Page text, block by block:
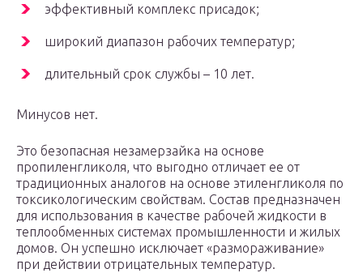
эффективный комплекс присадок;
широкий диапазон рабочих температур;
длительный срок службы – 10 лет.
Минусов нет.
Это безопасная незамерзайка на основе
пропиленгликоля, что выгодно отличает ее от
традиционных аналогов на основе этиленгликоля по
токсикологическим свойствам. Состав предназначен
для использования в качестве рабочей жидкости в
теплообменных системах промышленности и жилых
домов. Он успешно исключает «размораживание»
при действии отрицательных температур.